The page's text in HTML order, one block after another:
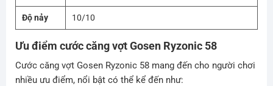
Độ nảy 10/10
Ưu điểm cước căng vợt Gosen Ryzonic 58
Cước căng vợt Gosen Ryzonic 58 mang đến cho người chơi
nhiều ưu điểm, nổi bật có thể kể đến như: